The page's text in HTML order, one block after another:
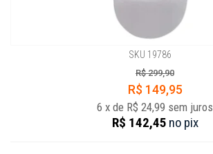
SKU 19786
R$ 299,90
R$ 149,95
6 x de R$ 24,99 sem juros
R$ 142,45 no pix